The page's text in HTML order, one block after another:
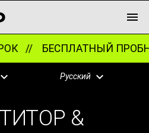
// БЕСПЛАТНЫЙ
Русский
&